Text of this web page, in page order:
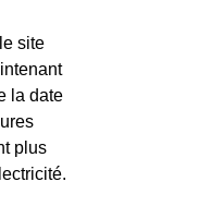
site
la date
plus